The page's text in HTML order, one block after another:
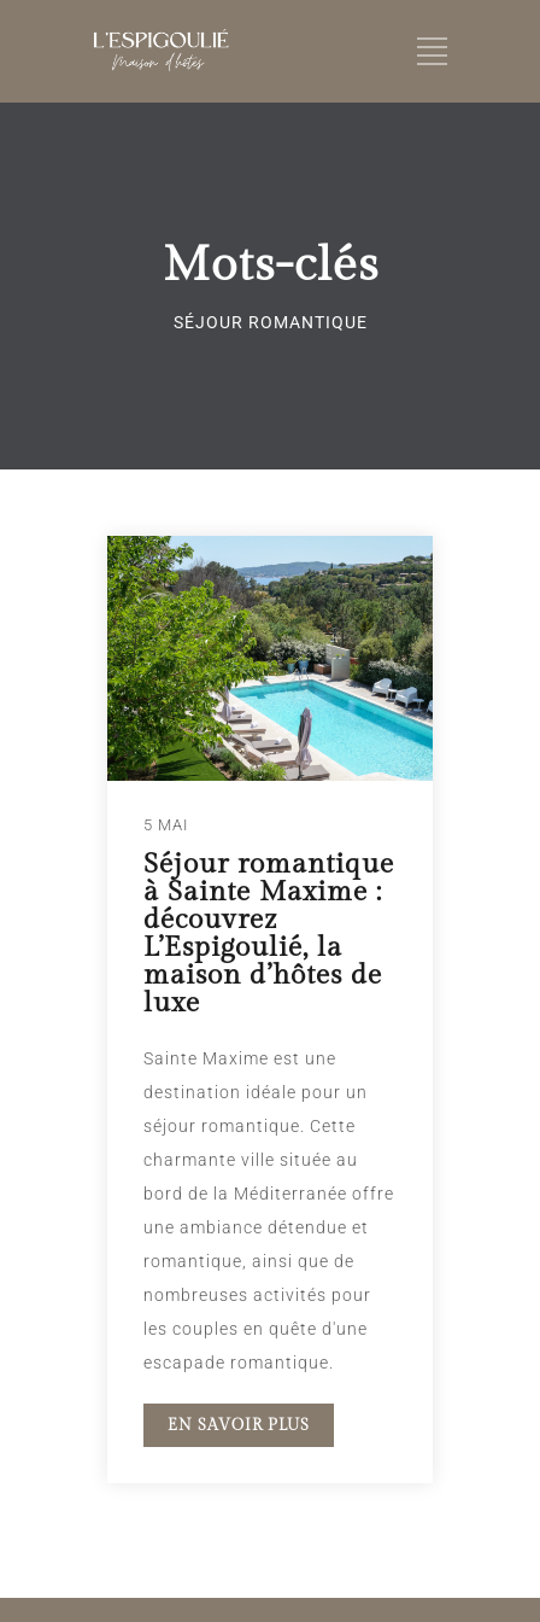
Mots-clés
SÉJOUR ROMANTIQUE
5 MAI
Séjour romantique
à Sainte Maxime :
découvrez
L’Espigoulié, la
maison d’hôtes de
luxe
Sainte Maxime est une
destination idéale pour un
séjour romantique. Cette
charmante ville située au
bord de la Méditerranée offre
une ambiance détendue et
romantique, ainsi que de
nombreuses activités pour
les couples en quête d'une
escapade romantique.
EN SAVOIR PLUS